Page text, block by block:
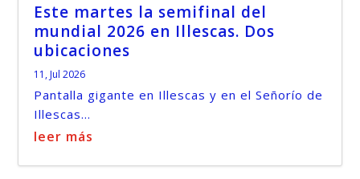
Este martes la semifinal del
mundial 2026 en Illescas. Dos
ubicaciones
11, Jul 2026
Pantalla gigante en Illescas y en el Señorío de
Illescas...
leer más